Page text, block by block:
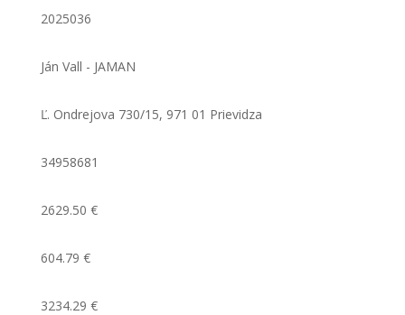
2025036
Ján Vall - JAMAN
Ľ. Ondrejova 730/15, 971 01 Prievidza
34958681
2629.50 €
604.79 €
3234.29 €